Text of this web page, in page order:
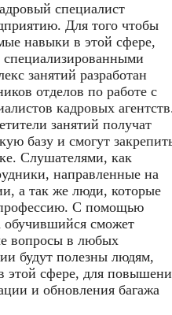
специалист
Для того чтобы
навыки в этой сфере,
специализированными
занятий разработан
отделов по работе с
кадровых
занятий получат
базу и смогут
Слушателями, как
направленные на
а так же люди, которые
С помощью
обучившийся сможет
вопросы в любых
будут полезны людям,
этой сфере, для
и обновления багажа